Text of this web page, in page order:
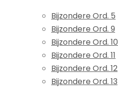
Bijzondere Ord. 5
Bijzondere Ord. 9
Bijzondere Ord. 10
Bijzondere Ord. 11
Bijzondere Ord. 12
Bijzondere Ord. 13